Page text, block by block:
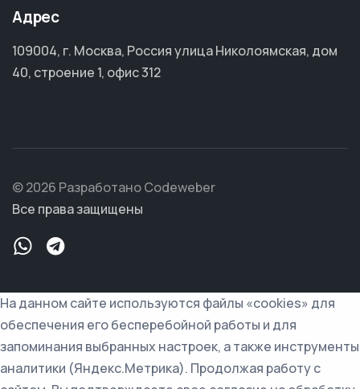
Адрес
109004, г. Москва, Россия улица Николоямская, дом
40, строение 1, офис 312
© 2026 Разработано Codeweber
Все права защищены
На данном сайте используются файлы «cookies» для
обеспечения его бесперебойной работы и для
запоминания выбранных настроек, а также инструменты
аналитики (Яндекс.Метрика). Продолжая работу с